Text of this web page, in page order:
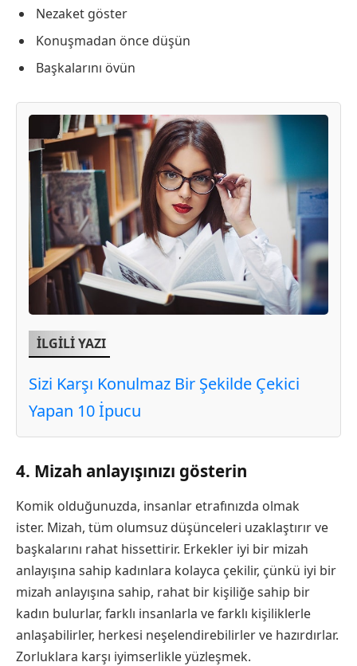
Nezaket göster
Konuşmadan önce düşün
Başkalarını övün
İLGİLİ YAZI
Sizi Karşı Konulmaz Bir Şekilde Çekici
Yapan 10 İpucu
4. Mizah anlayışınızı gösterin
Komik olduğunuzda, insanlar etrafınızda olmak
ister. Mizah, tüm olumsuz düşünceleri uzaklaştırır ve
başkalarını rahat hissettirir. Erkekler iyi bir mizah
anlayışına sahip kadınlara kolayca çekilir, çünkü iyi bir
mizah anlayışına sahip, rahat bir kişiliğe sahip bir
kadın bulurlar, farklı insanlarla ve farklı kişiliklerle
anlaşabilirler, herkesi neşelendirebilirler ve hazırdırlar.
Zorluklara karşı iyimserlikle yüzleşmek.